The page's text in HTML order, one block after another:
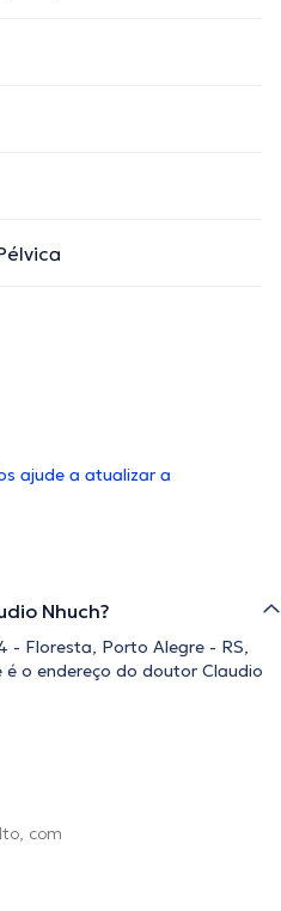
ajude a atualizar a
Nhuch?
- Floresta, Porto Alegre - RS,
o endereço do doutor Claudio
com